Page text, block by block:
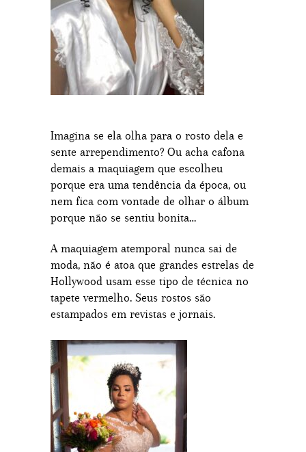
Imagina se ela olha para o rosto dela e
sente arrependimento? Ou acha cafona
demais a maquiagem que escolheu
porque era uma tendência da época, ou
nem fica com vontade de olhar o álbum
porque não se sentiu bonita…
A maquiagem atemporal nunca sai de
moda, não é atoa que grandes estrelas de
Hollywood usam esse tipo de técnica no
tapete vermelho. Seus rostos são
estampados em revistas e jornais.